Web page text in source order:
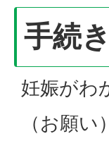
手続
妊娠がわ
（お願